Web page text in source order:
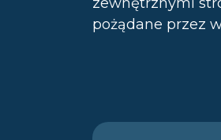
pożądane przez